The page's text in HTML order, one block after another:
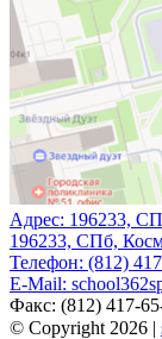
Адрес: 196233,
196233, СПб,
Телефон: (812)
E-Mail:
Факс: (812) 417-
© Copyright 2026 |